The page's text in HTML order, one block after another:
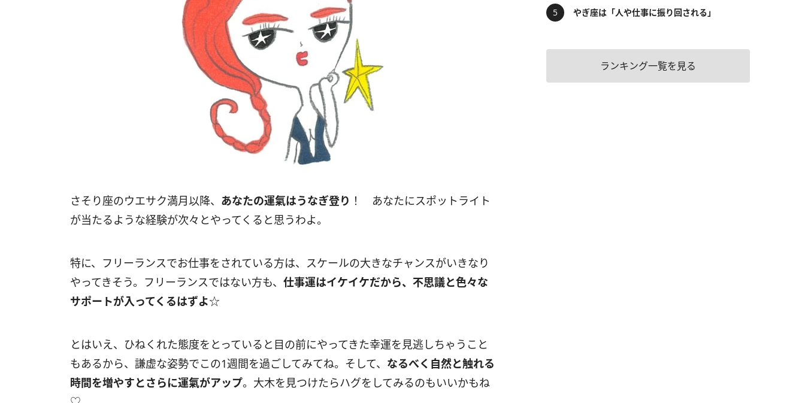
さそり座のウエサク満月以降、 あなたの運氣はうなぎ登り ！ あなたにスポットライト
が当たるような経験が次々とやってくると思うわよ。
特に、フリーランスでお仕事をされている方は、スケールの大きなチャンスがいきなり
やってきそう。フリーランスではない方も、 仕事運はイケイケだから、不思議と色々な
サポートが入ってくるはずよ☆
とはいえ、ひねくれた態度をとっていると目の前にやってきた幸運を見逃しちゃうこと
もあるから、謙虚な姿勢でこの1週間を過ごしてみてね。そして、 なるべく自然と触れる
時間を増やすとさらに運氣がアップ。大木を見つけたらハグをしてみるのもいいかもね
やぎ座は「人や仕事に振り回される」
ランキング一覧を見る